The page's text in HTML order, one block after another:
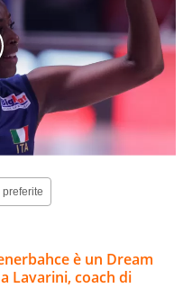
preferite
è un Dream
Lavarini, coach di